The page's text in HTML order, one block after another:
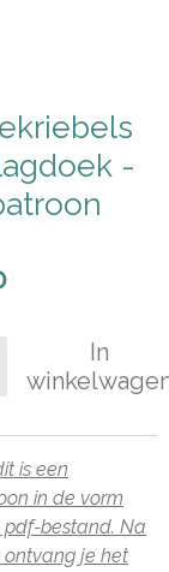
-
In
is een
in de vorm
pdf-bestand. Na
je het